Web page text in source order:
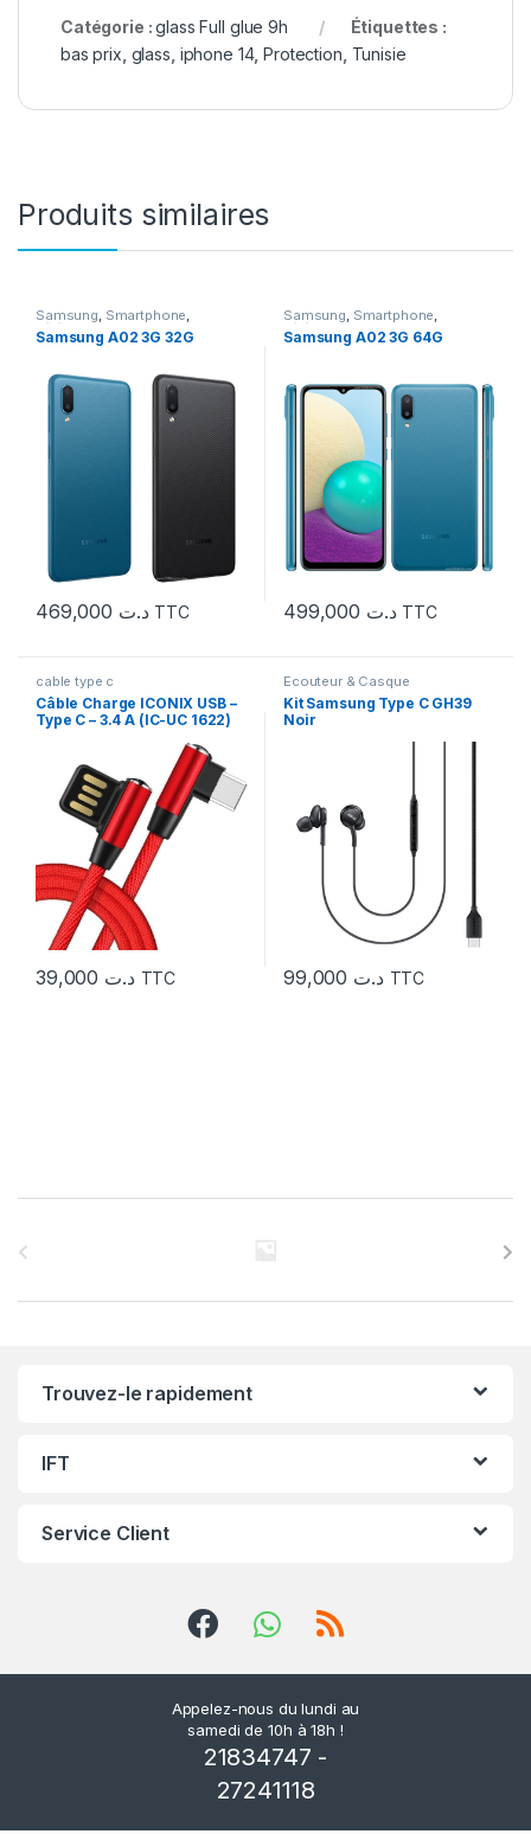
Catégorie :glass Full glue 9h
Étiquettes :
bas prix glass iphone 14,Protection Tunisie
Produits similaires
Samsung, Smartphone,
Téléphonie
Samsung A02 3G 32G
د.ت TTC
Samsung, Smartphone,
Téléphonie
Samsung A02 3G 64G
د.ت TTC
cable type c
Câble Charge ICONIX USB –
Type C – 3.4 A (IC-UC 1622)
د.ت TTC
Ecouteur & Casque
Kit Samsung Type C GH39
Noir
د.ت TTC
Trouvez-le rapidement
IFT
Service Client
Appelez-nous du lundi au
samedi de 10h à 18h !
21834747 -
27241118